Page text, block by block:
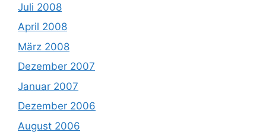
Juli 2008
April 2008
März 2008
Dezember 2007
Januar 2007
Dezember 2006
August 2006